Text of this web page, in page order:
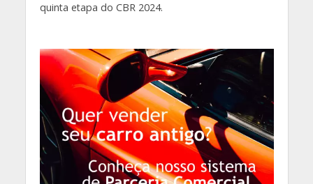
quinta etapa do CBR 2024.